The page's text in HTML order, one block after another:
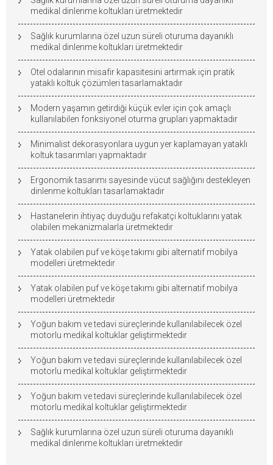
medikal dinlenme koltukları üretmektedir
Sağlık kurumlarına özel uzun süreli oturuma dayanıklı
medikal dinlenme koltukları üretmektedir
Otel odalarının misafir kapasitesini artırmak için pratik
yataklı koltuk çözümleri tasarlamaktadır
Modern yaşamın getirdiği küçük evler için çok amaçlı
kullanılabilen fonksiyonel oturma grupları yapmaktadır
Minimalist dekorasyonlara uygun yer kaplamayan yataklı
koltuk tasarımları yapmaktadır
Ergonomik tasarımı sayesinde vücut sağlığını destekleyen
dinlenme koltukları tasarlamaktadır
Hastanelerin ihtiyaç duyduğu refakatçi koltuklarını yatak
olabilen mekanizmalarla üretmektedir
Yatak olabilen puf ve köşe takımı gibi alternatif mobilya
modelleri üretmektedir
Yatak olabilen puf ve köşe takımı gibi alternatif mobilya
modelleri üretmektedir
Yoğun bakım ve tedavi süreçlerinde kullanılabilecek özel
motorlu medikal koltuklar geliştirmektedir
Yoğun bakım ve tedavi süreçlerinde kullanılabilecek özel
motorlu medikal koltuklar geliştirmektedir
Yoğun bakım ve tedavi süreçlerinde kullanılabilecek özel
motorlu medikal koltuklar geliştirmektedir
Sağlık kurumlarına özel uzun süreli oturuma dayanıklı
medikal dinlenme koltukları üretmektedir